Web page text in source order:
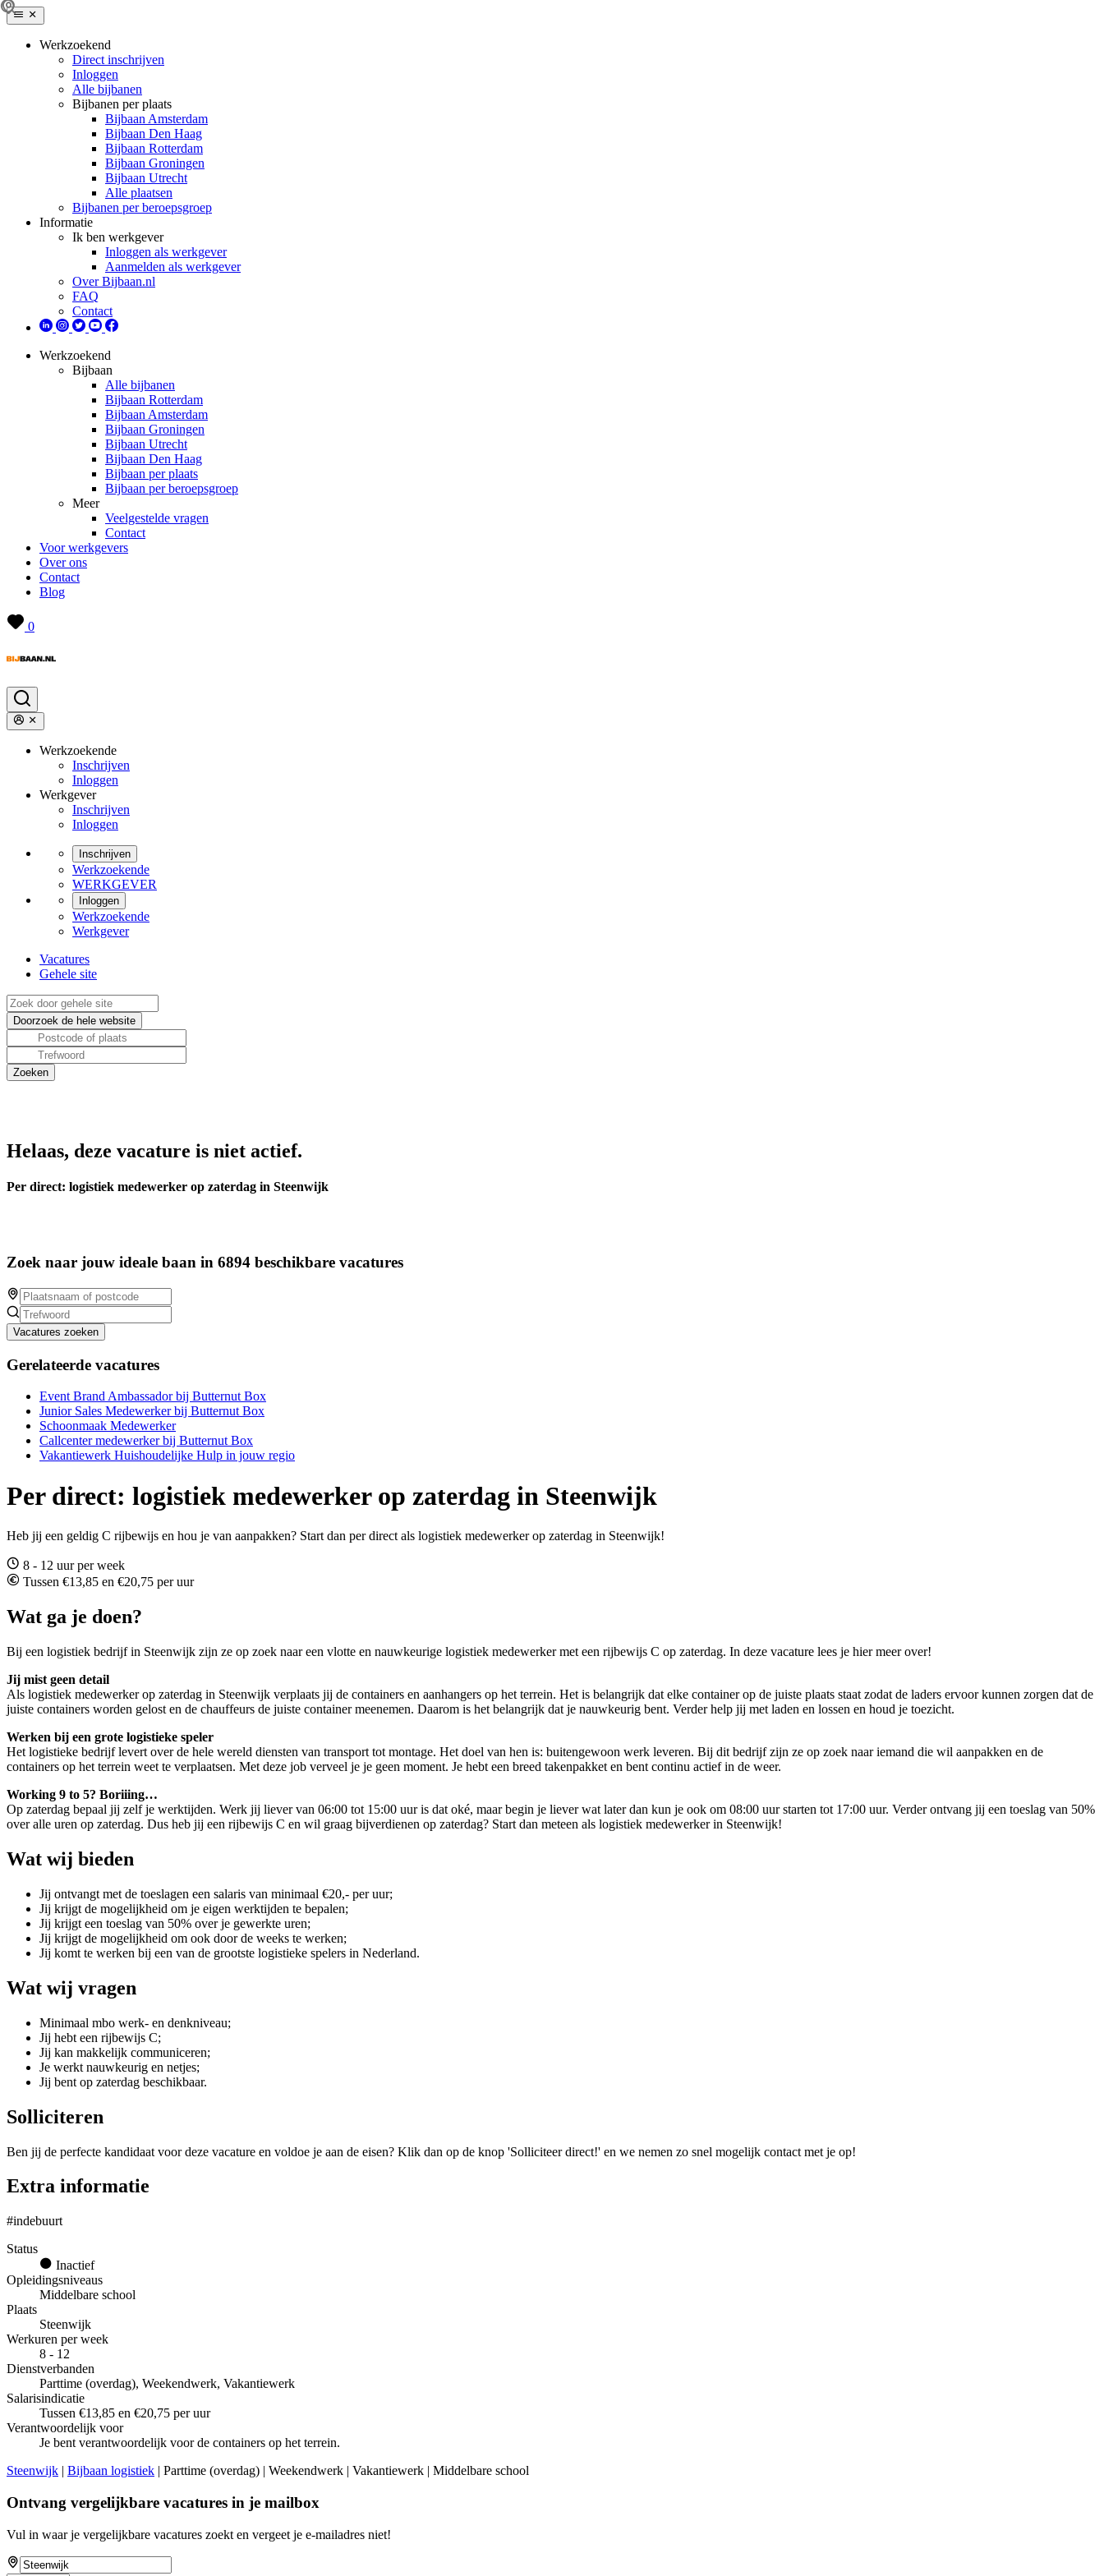
Werkzoekend
Direct inschrijven
Inloggen
Alle bijbanen
Bijbanen per plaats
Bijbaan Amsterdam
Bijbaan Den Haag
Bijbaan Rotterdam
Bijbaan Groningen
Bijbaan Utrecht
Alle plaatsen
Bijbanen per beroepsgroep
Informatie
Ik ben werkgever
Inloggen als werkgever
Aanmelden als werkgever
Over Bijbaan.nl
FAQ
Contact
Werkzoekend
Bijbaan
Alle bijbanen
Bijbaan Rotterdam
Bijbaan Amsterdam
Bijbaan Groningen
Bijbaan Utrecht
Bijbaan Den Haag
Bijbaan per plaats
Bijbaan per beroepsgroep
Meer
Veelgestelde vragen
Contact
Voor werkgevers
Over ons
Contact
Blog
0
Werkzoekende
Inschrijven
Inloggen
Werkgever
Inschrijven
Inloggen
Inschrijven
Werkzoekende
WERKGEVER
Inloggen
Werkzoekende
Werkgever
Vacatures
Gehele site
Helaas, deze vacature is niet actief.
Per direct: logistiek medewerker op zaterdag in Steenwijk
Zoek naar jouw ideale baan in 6894 beschikbare vacatures
Vacatures zoeken
Gerelateerde vacatures
Event Brand Ambassador bij Butternut Box
Junior Sales Medewerker bij Butternut Box
Schoonmaak Medewerker
Callcenter medewerker bij Butternut Box
Vakantiewerk Huishoudelijke Hulp in jouw regio
Per direct: logistiek medewerker op zaterdag in Steenwijk
Heb jij een geldig C rijbewijs en hou je van aanpakken? Start dan per direct als logistiek medewerker op zaterdag in Steenwijk!
8 - 12 uur per week
Tussen €13,85 en €20,75 per uur
Wat ga je doen?
Bij een logistiek bedrijf in Steenwijk zijn ze op zoek naar een vlotte en nauwkeurige logistiek medewerker met een rijbewijs C op zaterdag. In deze vacature lees je hier meer over!
Jij mist geen detail
Als logistiek medewerker op zaterdag in Steenwijk verplaats jij de containers en aanhangers op het terrein. Het is belangrijk dat elke container op de juiste plaats staat zodat de laders ervoor kunnen zorgen dat de
juiste containers worden gelost en de chauffeurs de juiste container meenemen. Daarom is het belangrijk dat je nauwkeurig bent. Verder help jij met laden en lossen en houd je toezicht.
Werken bij een grote logistieke speler
Het logistieke bedrijf levert over de hele wereld diensten van transport tot montage. Het doel van hen is: buitengewoon werk leveren. Bij dit bedrijf zijn ze op zoek naar iemand die wil aanpakken en de
containers op het terrein weet te verplaatsen. Met deze job verveel je je geen moment. Je hebt een breed takenpakket en bent continu actief in de weer.
Working 9 to 5? Boriiing…
Op zaterdag bepaal jij zelf je werktijden. Werk jij liever van 06:00 tot 15:00 uur is dat oké, maar begin je liever wat later dan kun je ook om 08:00 uur starten tot 17:00 uur. Verder ontvang jij een toeslag van 50%
over alle uren op zaterdag. Dus heb jij een rijbewijs C en wil graag bijverdienen op zaterdag? Start dan meteen als logistiek medewerker in Steenwijk!
Wat wij bieden
Jij ontvangt met de toeslagen een salaris van minimaal €20,- per uur;
Jij krijgt de mogelijkheid om je eigen werktijden te bepalen;
Jij krijgt een toeslag van 50% over je gewerkte uren;
Jij krijgt de mogelijkheid om ook door de weeks te werken;
Jij komt te werken bij een van de grootste logistieke spelers in Nederland.
Wat wij vragen
Minimaal mbo werk- en denkniveau;
Jij hebt een rijbewijs C;
Jij kan makkelijk communiceren;
Je werkt nauwkeurig en netjes;
Jij bent op zaterdag beschikbaar.
Solliciteren
Ben jij de perfecte kandidaat voor deze vacature en voldoe je aan de eisen? Klik dan op de knop 'Solliciteer direct!' en we nemen zo snel mogelijk contact met je op!
Extra informatie
#indebuurt
Status
Inactief
Opleidingsniveaus
Middelbare school
Plaats
Steenwijk
Werkuren per week
8 - 12
Dienstverbanden
Parttime (overdag), Weekendwerk, Vakantiewerk
Salarisindicatie
Tussen €13,85 en €20,75 per uur
Verantwoordelijk voor
Je bent verantwoordelijk voor de containers op het terrein.
Steenwijk | Bijbaan logistiek | Parttime (overdag) | Weekendwerk | Vakantiewerk | Middelbare school
Ontvang vergelijkbare vacatures in je mailbox
Vul in waar je vergelijkbare vacatures zoekt en vergeet je e-mailadres niet!